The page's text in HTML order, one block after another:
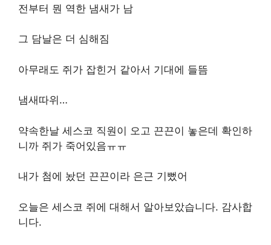
전부터 뭔 역한 냄새가 남
그 담날은 더 심해짐
아무래도 쥐가 잡힌거 같아서 기대에 들뜸
냄새따위…
약속한날 세스코 직원이 오고 끈끈이 놓은데 확인하
니까 쥐가 죽어있음ㅠㅠ
내가 첨에 놨던 끈끈이라 은근 기뻤어
오늘은 세스코 쥐에 대해서 알아보았습니다. 감사합
니다.